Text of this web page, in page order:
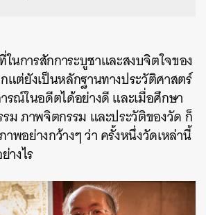
นการสักการะบูชาและสงบจิตใจของ
แต่ยังเป็นหลักฐานทางประวัติศาสตร์
รณ์ในอดีตได้อย่างดี และเมื่อศึกษา
ม ภาพจิตกรรม และประวัติของวัด ก็
าพอย่างกว้างๆ ว่า ครั้งหนึ่งวัดเหล่านี้
างไร